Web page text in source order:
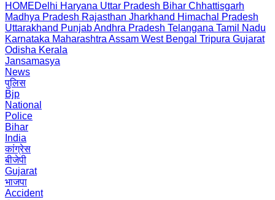
HOMEDelhi Haryana Uttar Pradesh Bihar Chhattisgarh
Madhya Pradesh Rajasthan Jharkhand Himachal Pradesh
Uttarakhand PunjabAndhra Pradesh Telangana Tamil Nadu
Karnataka Maharashtra Assam West Bengal Tripura Gujarat
Odisha Kerala
Jansamasya
News
पुलिस
Bjp
National
Police
Bihar
India
कांग्रेस
बीजेपी
Gujarat
भाजपा
Accident